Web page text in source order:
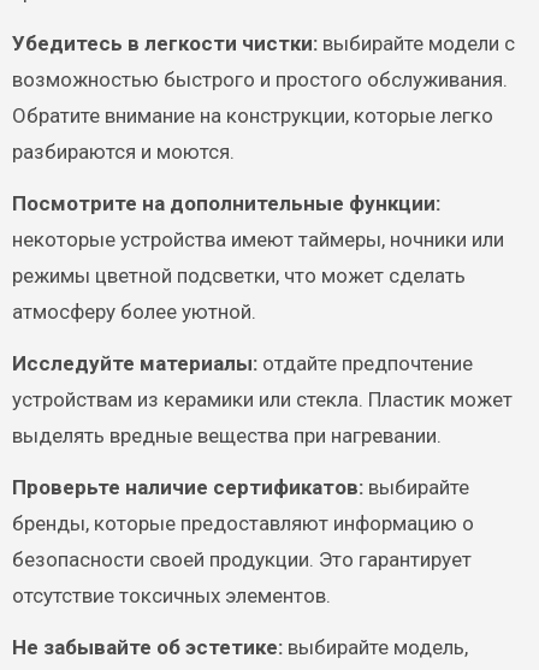
Убедитесь в легкости чистки:выбирайте модели с
возможностью быстрого и простого обслуживания.
Обратите внимание на конструкции, которые легко
разбираются и моются.
Посмотрите на дополнительные функции:
некоторые устройства имеют таймеры, ночники или
режимы цветной подсветки, что может сделать
атмосферу более уютной.
Исследуйте материалы:отдайте предпочтение
устройствам из керамики или стекла. Пластик может
выделять вредные вещества при нагревании.
Проверьте наличие сертификатов:выбирайте
бренды, которые предоставляют информацию о
безопасности своей продукции. Это гарантирует
отсутствие токсичных элементов.
Не забывайте об эстетике:выбирайте модель,